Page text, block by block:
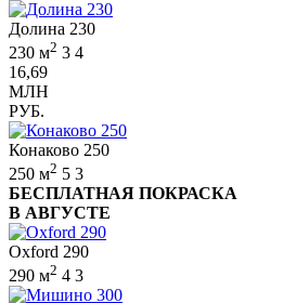
Долина 230
230 м2 3 4
16,69
МЛН
РУБ.
Конаково 250
250 м2 5 3
БЕСПЛАТНАЯ ПОКРАСКА
В АВГУСТЕ
Oxford 290
290 м2 4 3